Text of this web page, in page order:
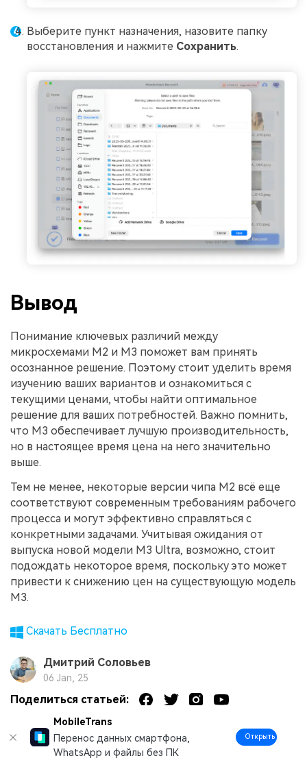
Выберите пункт назначения, назовите папку
восстановления и нажмите Сохранить.
Вывод
Понимание ключевых различий между
микросхемами M2 и M3 поможет вам принять
осознанное решение. Поэтому стоит уделить время
изучению ваших вариантов и ознакомиться с
текущими ценами, чтобы найти оптимальное
решение для ваших потребностей. Важно помнить,
что M3 обеспечивает лучшую производительность,
но в настоящее время цена на него значительно
выше.
Тем не менее, некоторые версии чипа M2 всё еще
соответствуют современным требованиям рабочего
процесса и могут эффективно справляться с
конкретными задачами. Учитывая ожидания от
выпуска новой модели M3 Ultra, возможно, стоит
подождать некоторое время, поскольку это может
привести к снижению цен на существующую модель
M3.
Скачать Бесплатно
Дмитрий Соловьев
06 Jan, 25
Поделиться статьей:
MobileTrans
Перенос данных смартфона,
WhatsApp и файлы без ПК
Открыть